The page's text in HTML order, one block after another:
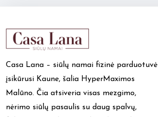
Casa Lana – siūlų namai fizinė parduotuvė
įsikūrusi Kaune, šalia HyperMaximos
Malūno. Čia atsiveria visas mezgimo,
nėrimo siūlų pasaulis su daug spalvų,